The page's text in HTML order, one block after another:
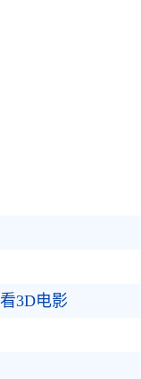
3D电影